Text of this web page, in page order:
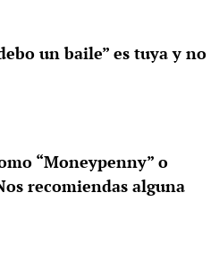
un baile” es tuya y no
“Moneypenny” o
recomiendas alguna